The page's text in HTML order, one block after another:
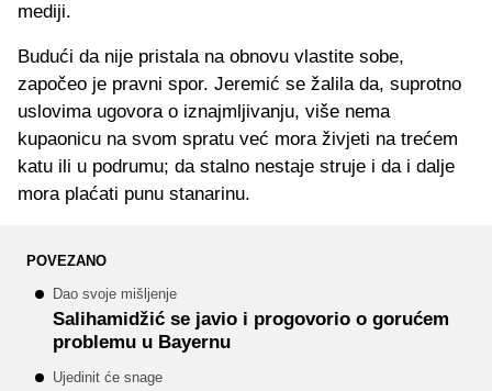
mediji.
Budući da nije pristala na obnovu vlastite sobe,
započeo je pravni spor. Jeremić se žalila da, suprotno
uslovima ugovora o iznajmljivanju, više nema
kupaonicu na svom spratu već mora živjeti na trećem
katu ili u podrumu; da stalno nestaje struje i da i dalje
mora plaćati punu stanarinu.
POVEZANO
Dao svoje mišljenje
Salihamidžić se javio i progovorio o gorućem
problemu u Bayernu
Ujedinit će snage